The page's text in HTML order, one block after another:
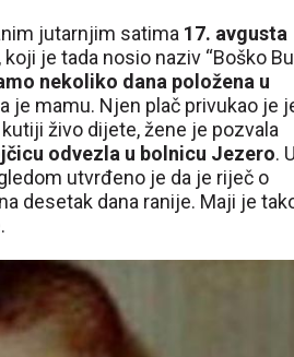
jutarnjim satima 17. avgusta
, koji je tada nosio naziv “Boško
nekoliko dana položena u
je mamu. Njen plač privukao je
živo dijete, žene je pozvala
odvezla u bolnicu Jezero. U
utvrđeno je da je riječ o
desetak dana ranije. Maji je